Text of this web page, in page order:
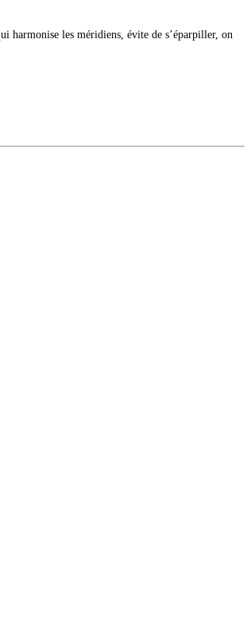
harmonise les méridiens, évite de s’éparpiller, on